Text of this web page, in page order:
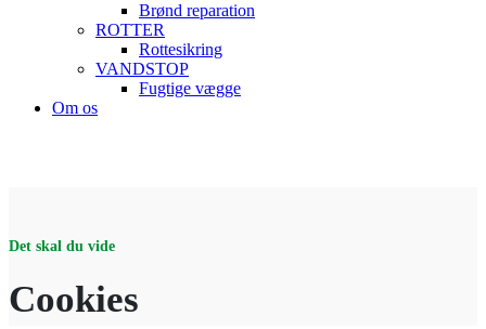
Brønd reparation
ROTTER
Rottesikring
VANDSTOP
Fugtige vægge
Om os
Det skal du vide
Cookies